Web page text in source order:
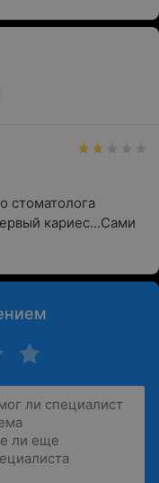
стоматолога
кариес...Сами